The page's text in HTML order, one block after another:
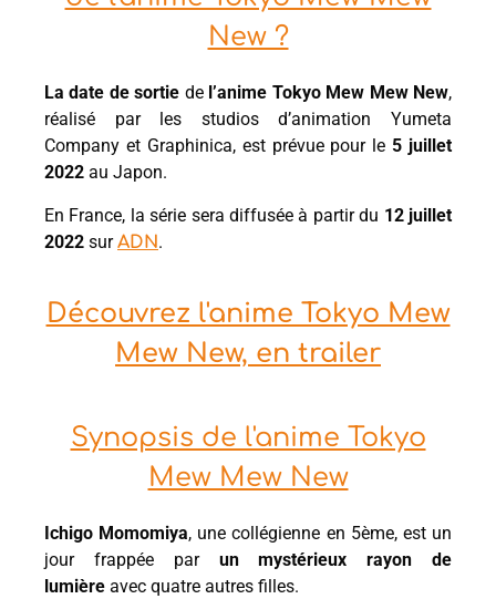
New ?
La date de sortie de l’anime Tokyo Mew Mew New,
réalisé par les studios d’animation Yumeta
Company et Graphinica, est prévue pour le5 juillet
2022 au Japon.
En France, la série sera diffusée à partir du 12 juillet
2022 surADN.
Découvrez l'anime Tokyo Mew
Mew New, en trailer
Synopsis de l'anime Tokyo
Mew Mew New
Ichigo Momomiya, une collégienne en 5ème, est un
jour frappée par un mystérieux rayon de
lumière avec quatre autres filles.